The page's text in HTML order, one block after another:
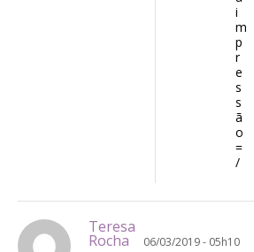
i
m
p
r
e
s
s
ã
o
=
/
Teresa
Rocha 06/03/2019 - 05h10